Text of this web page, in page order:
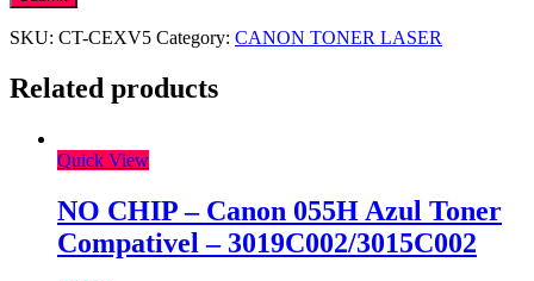
SKU: CT-CEXV5 Category: CANON TONER LASER
Related products
Quick View
NO CHIP – Canon 055H Azul Toner
Compativel – 3019C002/3015C002